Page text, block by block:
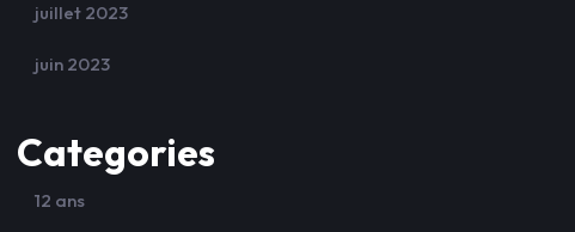
juillet 2023
juin 2023
Categories
12 ans